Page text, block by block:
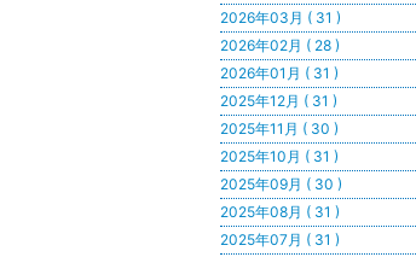
2026年03月 ( 31 )
2026年02月 ( 28 )
2026年01月 ( 31 )
2025年12月 ( 31 )
2025年11月 ( 30 )
2025年10月 ( 31 )
2025年09月 ( 30 )
2025年08月 ( 31 )
2025年07月 ( 31 )